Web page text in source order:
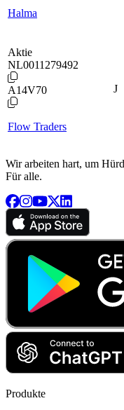
Halma
Aktie
NL0011279492
A14V70
Flow Traders
J
Wir arbeiten hart, um
Für alle.
Produkte